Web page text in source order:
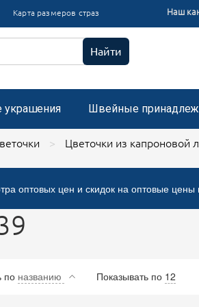
Карта размеров страз Наш
Найти
украшения Швейные
пришивные с микробисером
стразами, застежка "булавка"
Цветочки из капроновой
оптовых цен и скидок на оптовые
по названию Показывать по 12